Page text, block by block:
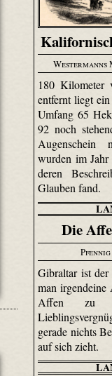
Westermanns
180 Kilometer
entfernt liegt
Umfang 65
92 noch
wurden im Jahr
deren
Glauben fand.
Die
Gibraltar ist
man
Affen zu
gerade nichts
auf sich zieht.